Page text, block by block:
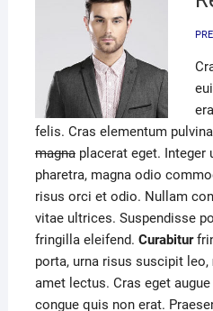
felis. Cras elementum
magnaplacerat eget. Integer
pharetra, magna odio
risus orci et odio. Nullam
vitae ultrices. Suspendisse
fringilla eleifend. Curabitur
porta, urna risus suscipit leo,
amet lectus. Cras eget
congue quis non erat.